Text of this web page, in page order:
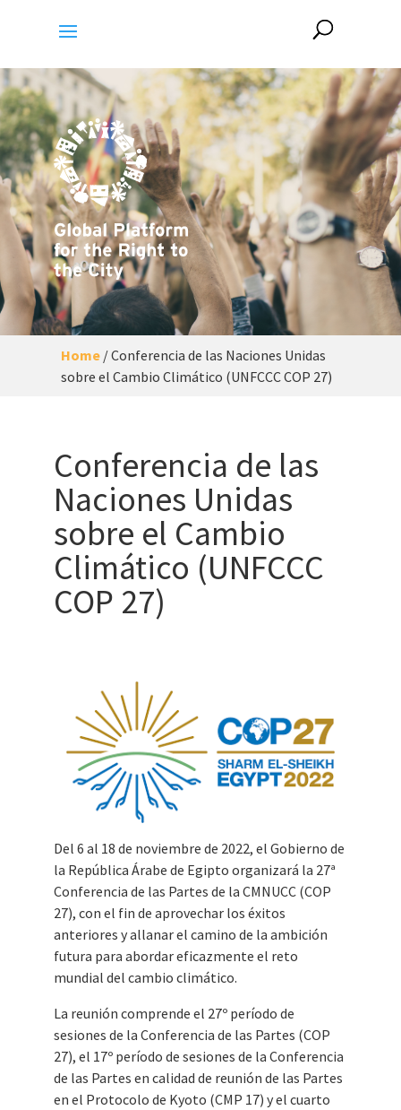
Home/Conferencia de las Naciones Unidas
sobre el Cambio Climático (UNFCCC COP 27)
Conferencia de las
Naciones Unidas
sobre el Cambio
Climático (UNFCCC
COP 27)
Del 6 al 18 de noviembre de 2022, el Gobierno de
la República Árabe de Egipto organizará la 27ª
Conferencia de las Partes de la CMNUCC (COP
27), con el fin de aprovechar los éxitos
anteriores y allanar el camino de la ambición
futura para abordar eficazmente el reto
mundial del cambio climático.
La reunión comprende el 27º período de
sesiones de la Conferencia de las Partes (COP
27), el 17º período de sesiones de la Conferencia
de las Partes en calidad de reunión de las Partes
en el Protocolo de Kyoto (CMP 17) y el cuarto